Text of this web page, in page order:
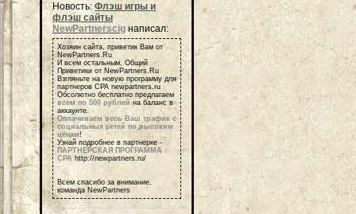
Новость: Флэш игры и
флэш сайты
NewPartnerscig написал:
Хозяин сайта, приветик Вам от
NewPartners.Ru
И всем остальным, Общий
Приветики от NewPartners.Ru
Взгляньте на новую программу для
партнеров СРА newpartners.ru
Обсолютно бесплатно предлагаем
всем по 500 рублей на баланс в
аккаунте.
Оплачиваем весь Ваш трафик с
социальных сетей по высоким
ценам!
Узнай подробнее в партнерке -
ПАРТНЕРСКАЯ ПРОГРАММА
СРА http://newpartners.ru/
Всем спасибо за внимание,
команда NewPartners